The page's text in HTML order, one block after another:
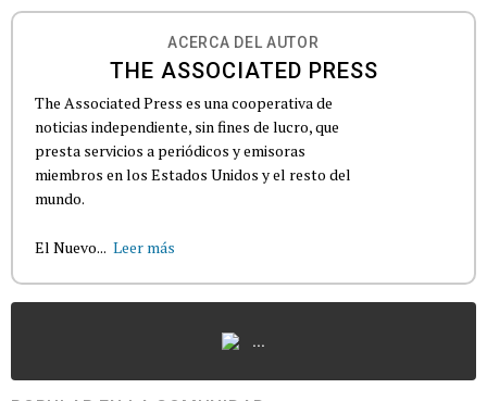
ACERCA DEL AUTOR
THE ASSOCIATED PRESS
The Associated Press es una cooperativa de
noticias independiente, sin fines de lucro, que
presta servicios a periódicos y emisoras
miembros en los Estados Unidos y el resto del
mundo.
El Nuevo... Leer más
...